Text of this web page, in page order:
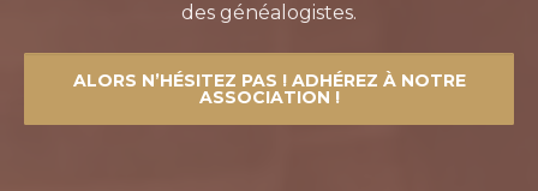
des généalogistes.
ALORS N’HÉSITEZ PAS ! ADHÉREZ À NOTRE
ASSOCIATION !